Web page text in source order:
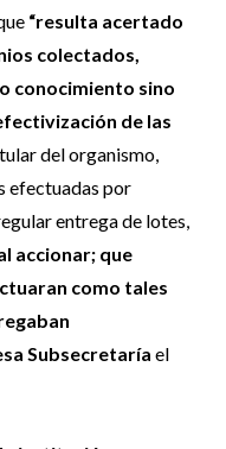
“resulta acertado
colectados,
conocimiento sino
de las
del organismo,
efectuadas por
entrega de lotes,
accionar; que
como tales
Subsecretaría el